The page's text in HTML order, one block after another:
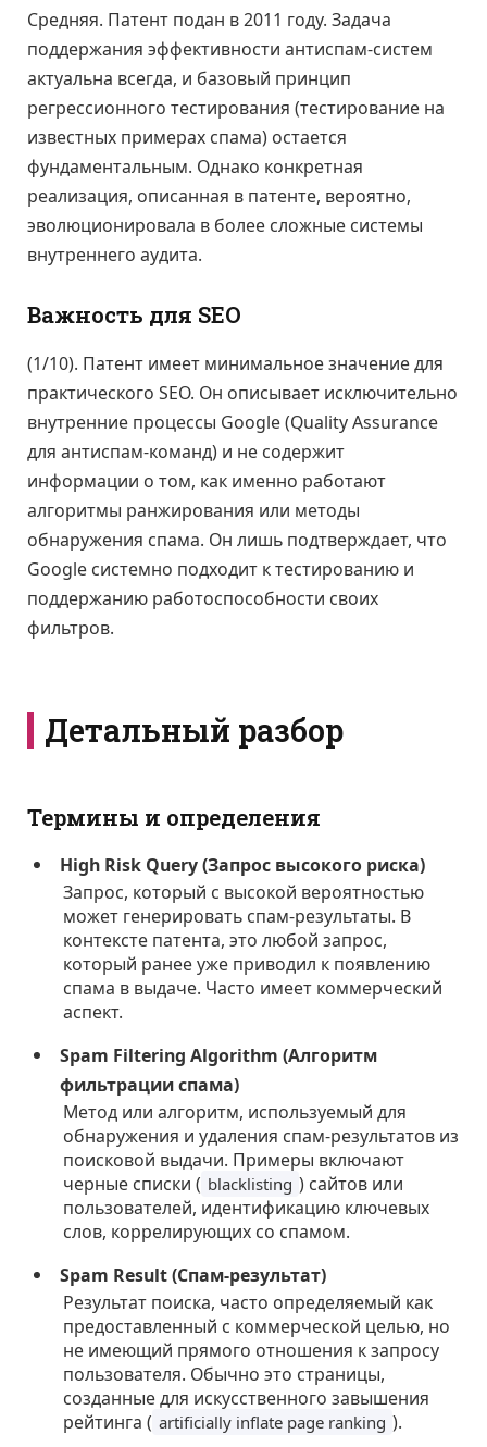
Средняя. Патент подан в 2011 году. Задача
поддержания эффективности антиспам-систем
актуальна всегда, и базовый принцип
регрессионного тестирования (тестирование на
известных примерах спама) остается
фундаментальным. Однако конкретная
реализация, описанная в патенте, вероятно,
эволюционировала в более сложные системы
внутреннего аудита.
Важность для SEO
(1/10). Патент имеет минимальное значение для
практического SEO. Он описывает исключительно
внутренние процессы Google (Quality Assurance
для антиспам-команд) и не содержит
информации о том, как именно работают
алгоритмы ранжирования или методы
обнаружения спама. Он лишь подтверждает, что
Google системно подходит к тестированию и
поддержанию работоспособности своих
фильтров.
Детальный разбор
Термины и определения
High Risk Query (Запрос высокого риска)
Запрос, который с высокой вероятностью
может генерировать спам-результаты. В
контексте патента, это любой запрос,
который ранее уже приводил к появлению
спама в выдаче. Часто имеет коммерческий
аспект.
Spam Filtering Algorithm (Алгоритм
фильтрации спама)
Метод или алгоритм, используемый для
обнаружения и удаления спам-результатов из
поисковой выдачи. Примеры включают
черные списки ( blacklisting ) сайтов или
пользователей, идентификацию ключевых
слов, коррелирующих со спамом.
Spam Result (Спам-результат)
Результат поиска, часто определяемый как
предоставленный с коммерческой целью, но
не имеющий прямого отношения к запросу
пользователя. Обычно это страницы,
созданные для искусственного завышения
рейтинга ( artificially inflate page ranking ).